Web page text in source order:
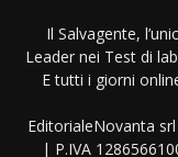
Il Salvagente,
Leader nei Test di
E tutti i giorni
EditorialeNovanta
| P.IVA